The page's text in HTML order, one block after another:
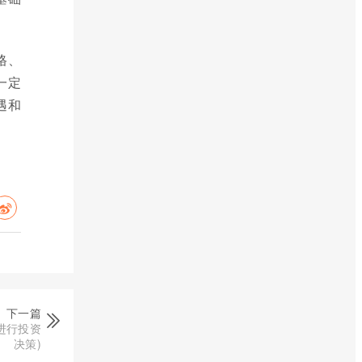
定
和
下一篇
行投资
决策)